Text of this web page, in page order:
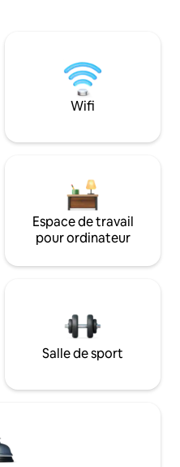
Wifi
Espace de travail
pour ordinateur
Salle de sport